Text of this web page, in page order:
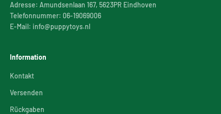
Adresse: Amundsenlaan 167, 5623PR Eindhoven
Telefonnummer: 06-19069006
E-Mail: info@puppytoys.nl
Information
Kontakt
Versenden
Rückgaben